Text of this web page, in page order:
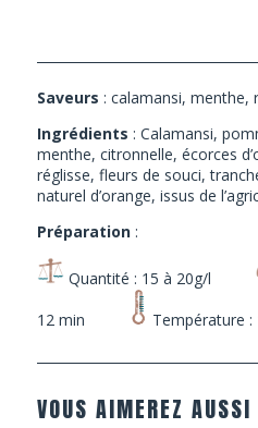
Saveurs : calamansi, menthe,
Ingrédients : Calamansi,
menthe, citronnelle, écorces
réglisse, fleurs de souci,
naturel d’orange, issus de
Préparation:
Quantité : 15 à 20g/l
12 min Température :
VOUS AIMEREZ